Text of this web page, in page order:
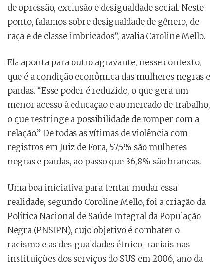
de opressão, exclusão e desigualdade social. Neste
ponto, falamos sobre desigualdade de gênero, de
raça e de classe imbricados”, avalia Caroline Mello.
Ela aponta para outro agravante, nesse contexto,
que é a condição econômica das mulheres negras e
pardas. “Esse poder é reduzido, o que gera um
menor acesso à educação e ao mercado de trabalho,
o que restringe a possibilidade de romper com a
relação.” De todas as vítimas de violência com
registros em Juiz de Fora, 57,5% são mulheres
negras e pardas, ao passo que 36,8% são brancas.
Uma boa iniciativa para tentar mudar essa
realidade, segundo Coroline Mello, foi a criação da
Política Nacional de Saúde Integral da População
Negra (PNSIPN), cujo objetivo é combater o
racismo e as desigualdades étnico-raciais nas
instituições dos serviços do SUS em 2006, ano da